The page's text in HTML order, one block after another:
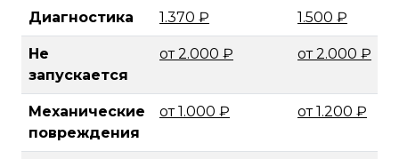
Диагностика 1.370 ₽ 1.500 ₽
Не
запускается
от 2.000 ₽ от 2.000 ₽
Механические
повреждения
от 1.000 ₽ от 1.200 ₽